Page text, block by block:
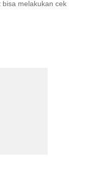
bisa melakukan cek